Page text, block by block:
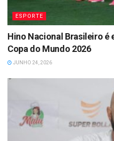
ESPORTE
Hino Nacional Brasileiro é
Copa do Mundo 2026
JUNHO 24, 2026